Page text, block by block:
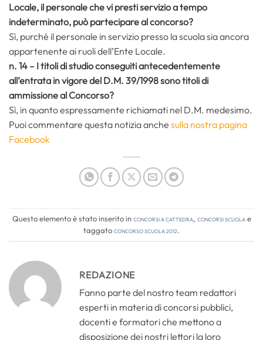
Locale, il personale che vi presti servizio a tempo
indeterminato, può partecipare al concorso?
Sì, purché il personale in servizio presso la scuola sia ancora
appartenente ai ruoli dell’Ente Locale.
n. 14 – I titoli di studio conseguiti antecedentemente
all’entrata in vigore del D.M. 39/1998 sono titoli di
ammissione al Concorso?
Sì, in quanto espressamente richiamati nel D.M. medesimo.
Puoi commentare questa notizia anche sulla nostra pagina
Facebook
Questo elemento è stato inserito inConcorsi a cattedra, Concorsi Scuolae
taggatoconcorso scuola 2012.
REDAZIONE
Fanno parte del nostro team redattori
esperti in materia di concorsi pubblici,
docenti e formatori che mettono a
disposizione dei nostri lettori la loro